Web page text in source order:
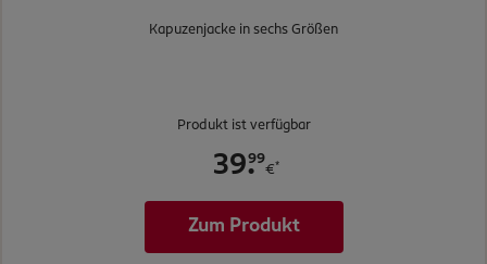
Kapuzenjacke in sechs Größen
Produkt ist verfügbar
39.
99
€*
Zum Produkt